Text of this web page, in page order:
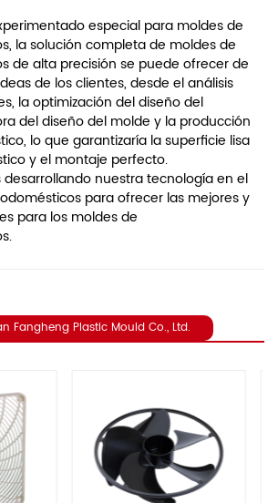
especial para moldes de
la solución completa de moldes de
de alta precisión se puede ofrecer de
de los clientes, desde el análisis
la optimización del diseño del
del diseño del molde y la producción
lo que garantizaría la superficie lisa
y el montaje perfecto.
nuestra tecnología en el
para ofrecer las mejores y
para los moldes de
Fangheng Plastic Mould Co., Ltd.